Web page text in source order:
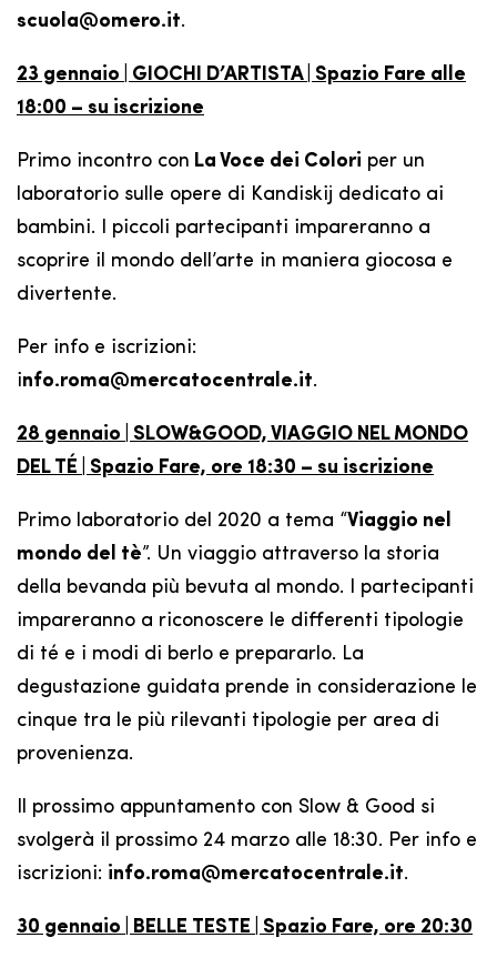
scuola@omero.it.
23 gennaio | GIOCHI D’ARTISTA | Spazio Fare alle
18:00 – su iscrizione
Primo incontro con La Voce dei Colori per un
laboratorio sulle opere di Kandiskij dedicato ai
bambini. I piccoli partecipanti impareranno a
scoprire il mondo dell’arte in maniera giocosa e
divertente.
Per info e iscrizioni:
info.roma@mercatocentrale.it.
28 gennaio | SLOW&GOOD, VIAGGIO NEL MONDO
DEL TÉ | Spazio Fare, ore 18:30 – su iscrizione
Primo laboratorio del 2020 a tema “Viaggio nel
mondo del tè”. Un viaggio attraverso la storia
della bevanda più bevuta al mondo. I partecipanti
impareranno a riconoscere le differenti tipologie
di té e i modi di berlo e prepararlo. La
degustazione guidata prende in considerazione le
cinque tra le più rilevanti tipologie per area di
provenienza.
Il prossimo appuntamento con Slow & Good si
svolgerà il prossimo 24 marzo alle 18:30. Per info e
iscrizioni: info.roma@mercatocentrale.it.
30 gennaio | BELLE TESTE | Spazio Fare, ore 20:30